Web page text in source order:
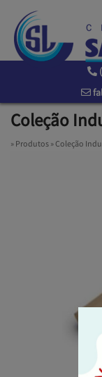
Coleção
» Produtos »Coleção